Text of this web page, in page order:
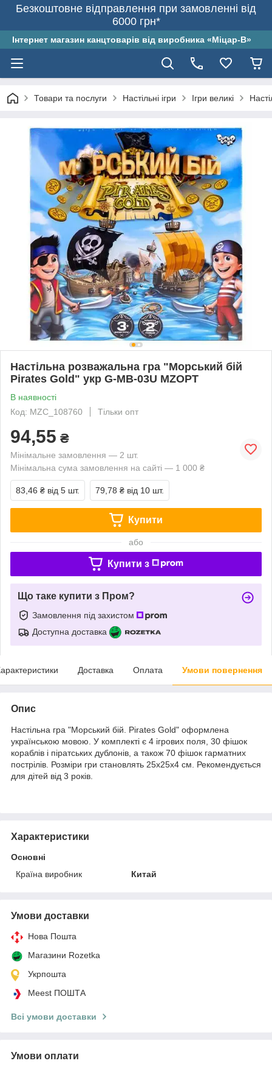
Безкоштовне відправлення при замовленні від
6000 грн*
Інтернет магазин канцтоварів від виробника «Міцар-В»
Товари та послуги Настільні ігри Ігри великі
Настільна розважальна гра "Морський бій
Pirates Gold" укр G-MB-03U MZOPT
В наявності
Код: MZC_108760
Тільки опт
94,55 ₴
Мінімальне замовлення — 2 шт.
Мінімальна сума замовлення на сайті — 1 000 ₴
83,46 ₴ від 5 шт. 79,78 ₴ від 10 шт.
Купити
або
Купити з
Що таке купити з Пром?
Замовлення під захистом
Доступна доставка
Доставка Оплата Умови повернення
Опис
Настільна гра "Морський бій. Pirates Gold" оформлена
українською мовою. У комплекті є 4 ігрових поля, 30 фішок
кораблів і піратських дублонів, а також 70 фішок гарматних
пострілів. Розміри гри становлять 25х25х4 см. Рекомендується
для дітей від 3 років.
Характеристики
Основні
Країна виробник
Китай
Умови доставки
Нова Пошта
Магазини Rozetka
Укрпошта
Meest ПОШТА
Всі умови доставки
Умови оплати